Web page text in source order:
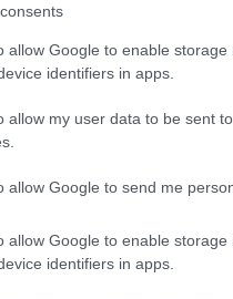
allow Google to enable
identifiers in apps.
allow my user data to be sent
allow Google to send me
allow Google to enable
identifiers in apps.